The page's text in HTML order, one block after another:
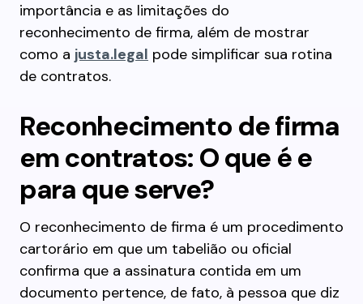
importância e as limitações do
reconhecimento de firma, além de mostrar
como a justa.legal pode simplificar sua rotina
de contratos.
Reconhecimento de firma
em contratos: O que é e
para que serve?
O reconhecimento de firma é um procedimento
cartorário em que um tabelião ou oficial
confirma que a assinatura contida em um
documento pertence, de fato, à pessoa que diz